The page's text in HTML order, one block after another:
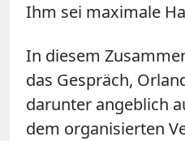
Ihm sei maximale
In diesem
das Gespräch,
darunter angeblich
dem organisierten